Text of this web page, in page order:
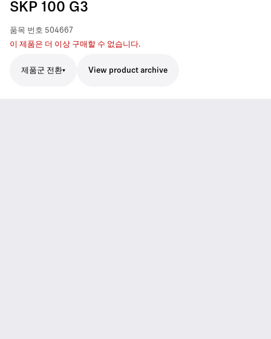
SKP 100 G3
품목 번호 504667
이 제품은 더 이상 구매할 수 없습니다.
제품군 전환 View product archive